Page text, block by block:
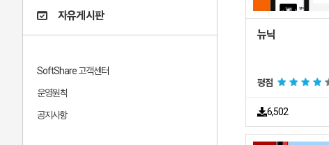
교육
어린이
자유게시판
SoftShare 고객센터
운영원칙
공지사항
뉴닉
평점
6,502